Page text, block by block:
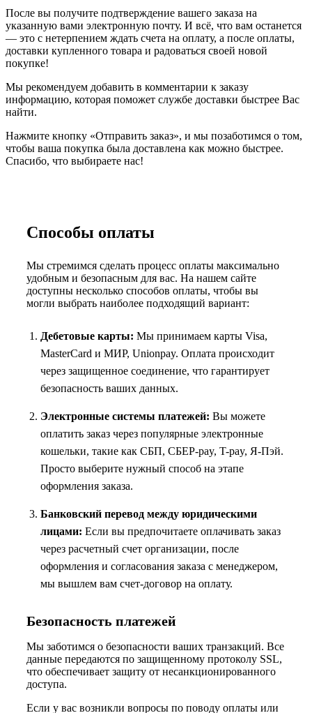
После вы получите подтверждение вашего заказа на
указанную вами электронную почту. И всё, что вам останется
— это с нетерпением ждать счета на оплату, а после оплаты,
доставки купленного товара и радоваться своей новой
покупке!
Мы рекомендуем добавить в комментарии к заказу
информацию, которая поможет службе доставки быстрее Вас
найти.
Нажмите кнопку «Отправить заказ», и мы позаботимся о том,
чтобы ваша покупка была доставлена как можно быстрее.
Спасибо, что выбираете нас!
Способы оплаты
Мы стремимся сделать процесс оплаты максимально
удобным и безопасным для вас. На нашем сайте
доступны несколько способов оплаты, чтобы вы
могли выбрать наиболее подходящий вариант:
Дебетовые карты: Мы принимаем карты Visa,
MasterCard и МИР, Unionpay. Оплата происходит
через защищенное соединение, что гарантирует
безопасность ваших данных.
Электронные системы платежей: Вы можете
оплатить заказ через популярные электронные
кошельки, такие как СБП, СБЕР-pay, T-pay, Я-Пэй.
Просто выберите нужный способ на этапе
оформления заказа.
Банковский перевод между юридическими
лицами: Если вы предпочитаете оплачивать заказ
через расчетный счет организации, после
оформления и согласования заказа с менеджером,
мы вышлем вам счет-договор на оплату.
Безопасность платежей
Мы заботимся о безопасности ваших транзакций. Все
данные передаются по защищенному протоколу SSL,
что обеспечивает защиту от несанкционированного
доступа.
Если у вас возникли вопросы по поводу оплаты или